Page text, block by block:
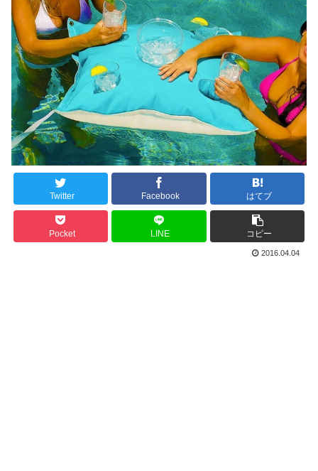
Twitter Facebook はてブ
Pocket LINE コピー
2016.04.04